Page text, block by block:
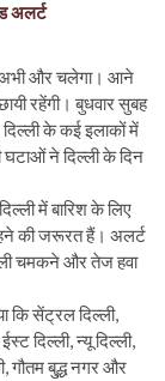
अलर्ट
अभी और चलेगा। आने
रहेंगी। बुधवार सुबह
के कई इलाकों में
ने दिल्ली के दिन
में बारिश के लिए
की जरूरत हैं। अलर्ट
चमकने और तेज हवा
कि सेंट्रल दिल्ली,
दिल्ली, न्यू दिल्ली,
गौतम बु्द्ध नगर और